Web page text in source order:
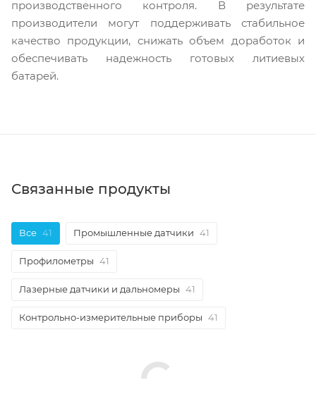
производственного контроля. В результате
производители могут поддерживать стабильное
качество продукции, снижать объем доработок и
обеспечивать надежность готовых литиевых
батарей.
Связанные продукты
Все 41 Промышленные датчики 41
Профилометры 41
Лазерные датчики и дальномеры 41
Контрольно-измерительные приборы 41